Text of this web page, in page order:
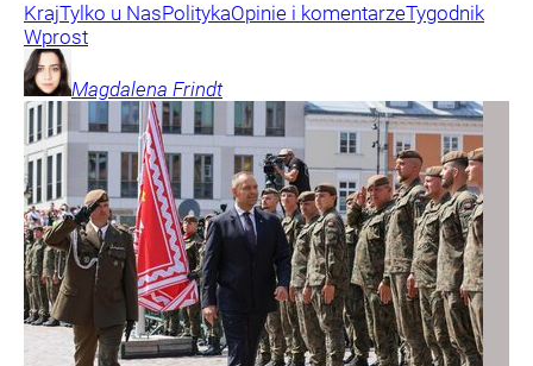
KrajTylko u NasPolitykaOpinie i komentarzeTygodnik
Wprost
Magdalena Frindt